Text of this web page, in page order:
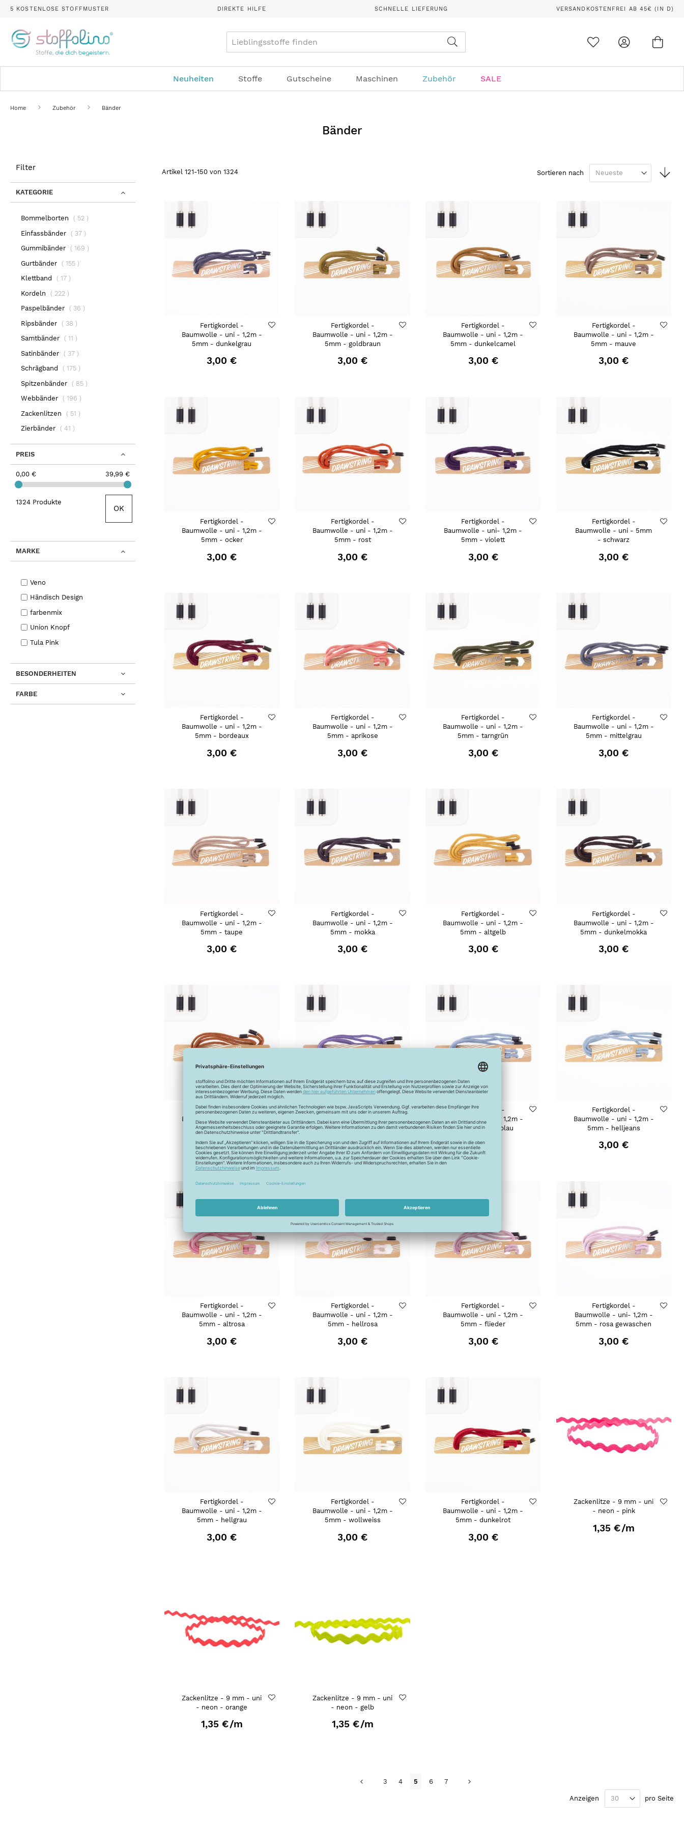
5 KOSTENLOSE STOFFMUSTER DIREKTE HILFE SCHNELLE LIEFERUNG VERSANDKOSTENFREI AB 45€ (IN D)
Neuheiten Stoffe Gutscheine Maschinen Zubehör SALE
Home Zubehör Bänder
Bänder
Artikel 121-150von 1324 Sortieren nach
Fertigkordel -
Baumwolle - uni - 1,2m -
5mm - dunkelgrau
3,00 €
Fertigkordel -
Baumwolle - uni - 1,2m -
5mm - goldbraun
3,00 €
Fertigkordel -
Baumwolle - uni - 1,2m -
5mm - dunkelcamel
3,00 €
Fertigkordel -
Baumwolle - uni - 1,2m -
5mm - mauve
3,00 €
Fertigkordel -
Baumwolle - uni - 1,2m -
5mm - ocker
3,00 €
Fertigkordel -
Baumwolle - uni - 1,2m -
5mm - rost
3,00 €
Fertigkordel -
Baumwolle - uni- 1,2m -
5mm - violett
3,00 €
Fertigkordel -
Baumwolle - uni - 5mm
- schwarz
3,00 €
Fertigkordel -
Baumwolle - uni - 1,2m -
5mm - bordeaux
3,00 €
Fertigkordel -
Baumwolle - uni - 1,2m -
5mm - aprikose
3,00 €
Fertigkordel -
Baumwolle - uni - 1,2m -
5mm - tarngrün
3,00 €
Fertigkordel -
Baumwolle - uni - 1,2m -
5mm - mittelgrau
3,00 €
Fertigkordel -
Baumwolle - uni - 1,2m -
5mm - taupe
3,00 €
Fertigkordel -
Baumwolle - uni - 1,2m -
5mm - mokka
3,00 €
Fertigkordel -
Baumwolle - uni - 1,2m -
5mm - altgelb
3,00 €
Fertigkordel -
Baumwolle - uni - 1,2m -
5mm - dunkelmokka
3,00 €
Fertigkordel -
Baumwolle - uni - 1,2m -
5mm - bronze
3,00 €
Fertigkordel -
Baumwolle - uni - 1,2m -
5mm - lavendel
3,00 €
Fertigkordel -
Baumwolle - uni - 1,2m -
5mm - wolkenblau
3,00 €
Fertigkordel -
Baumwolle - uni - 1,2m -
5mm - helljeans
3,00 €
Fertigkordel -
Baumwolle - uni - 1,2m -
5mm - altrosa
3,00 €
Fertigkordel -
Baumwolle - uni - 1,2m -
5mm - hellrosa
3,00 €
Fertigkordel -
Baumwolle - uni - 1,2m -
5mm - flieder
3,00 €
Fertigkordel -
Baumwolle - uni- 1,2m -
5mm - rosa gewaschen
3,00 €
Fertigkordel -
Baumwolle - uni - 1,2m -
5mm - hellgrau
3,00 €
Fertigkordel -
Baumwolle - uni - 1,2m -
5mm - wollweiss
3,00 €
Fertigkordel -
Baumwolle - uni - 1,2m -
5mm - dunkelrot
3,00 €
Zackenlitze - 9 mm - uni
- neon - pink
1,35 €/m
Zackenlitze - 9 mm - uni
- neon - orange
1,35 €/m
Zackenlitze - 9 mm - uni
- neon - gelb
1,35 €/m
ZurückSeite
3 Seite
4 Du liest gerade Seite
5 Seite
6 Seite
7
Anzeigen pro Seite
Filter
KATEGORIE
Bommelborten 52 Artikel
Einfassbänder 37 Artikel
Gummibänder 169 Artikel
Gurtbänder 155 Artikel
Klettband 17 Artikel
Kordeln 222 Artikel
Paspelbänder 36 Artikel
Ripsbänder 38 Artikel
Samtbänder 11 Artikel
Satinbänder 37 Artikel
Schrägband 175 Artikel
Spitzenbänder 85 Artikel
Webbänder 196 Artikel
Zackenlitzen 51 Artikel
Zierbänder 41 Artikel
PREIS
0,00 € 39,99 €
1324 Produkte
OK
MARKE
Veno
Händisch Design
farbenmix
Union Knopf
Tula Pink
BESONDERHEITEN
FARBE